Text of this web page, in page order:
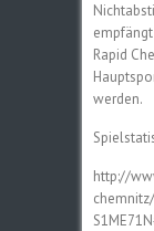
Rapid
werden.
http://